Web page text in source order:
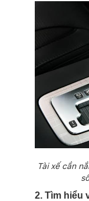
Tài xế cần
2. Tìm hiểu